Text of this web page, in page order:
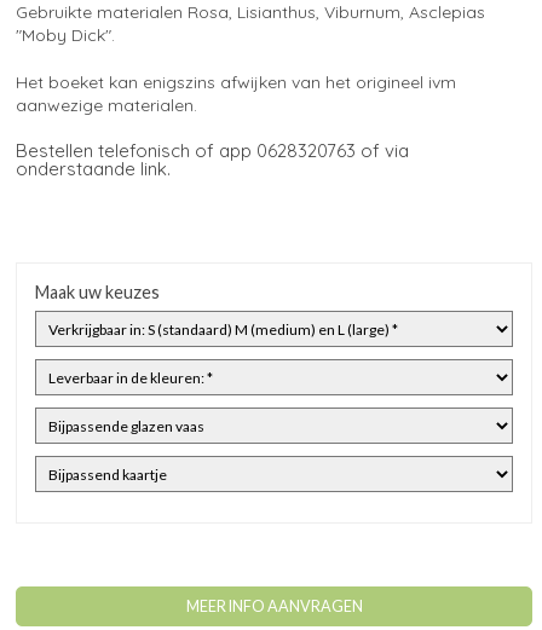
Gebruikte materialen Rosa, Lisianthus, Viburnum, Asclepias
"Moby Dick".
Het boeket kan enigszins afwijken van het origineel ivm
aanwezige materialen.
Bestellen telefonisch of app 0628320763 of via
onderstaande link.
Maak uw keuzes
MEER INFO AANVRAGEN